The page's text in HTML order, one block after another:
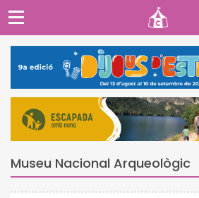
Museu Nacional Arqueològic